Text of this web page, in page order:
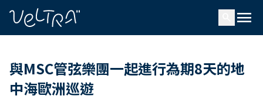
menu
與MSC管弦樂團一起進行為期8天的地
中海歐洲巡遊